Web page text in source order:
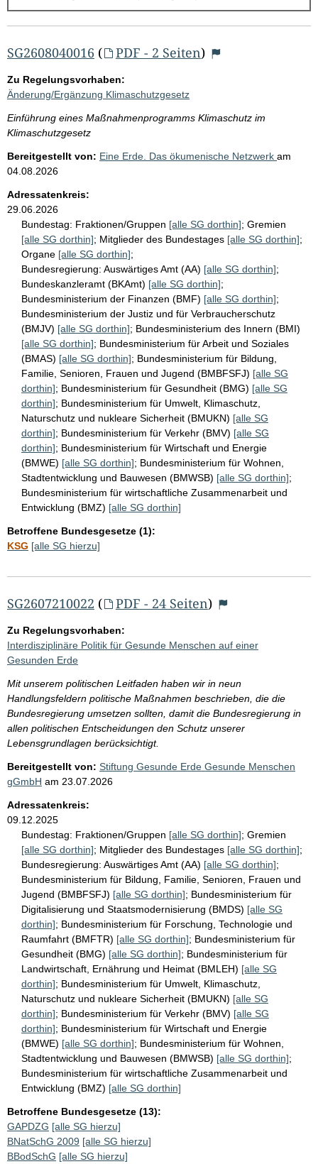
g
e
b
i
s
s
e
p
r
o
SG2608040016 ( PDF - 2 Seiten)
Zu Regelungsvorhaben:
Änderung/Ergänzung Klimaschutzgesetz
Einführung eines Maßnahmenprogramms Klimaschutz im
Klimaschutzgesetz
Bereitgestellt von: Eine Erde. Das ökumenische Netzwerk am
04.08.2026
Adressatenkreis:
29.06.2026
Bundestag: Fraktionen/Gruppen [alle SG dorthin]; Gremien
[alle SG dorthin]; Mitglieder des Bundestages [alle SG dorthin];
Organe [alle SG dorthin];
Bundesregierung: Auswärtiges Amt (AA) [alle SG dorthin];
Bundeskanzleramt (BKAmt) [alle SG dorthin];
Bundesministerium der Finanzen (BMF) [alle SG dorthin];
Bundesministerium der Justiz und für Verbraucherschutz
(BMJV) [alle SG dorthin]; Bundesministerium des Innern (BMI)
[alle SG dorthin]; Bundesministerium für Arbeit und Soziales
(BMAS) [alle SG dorthin]; Bundesministerium für Bildung,
Familie, Senioren, Frauen und Jugend (BMBFSFJ) [alle SG
dorthin]; Bundesministerium für Gesundheit (BMG) [alle SG
dorthin]; Bundesministerium für Umwelt, Klimaschutz,
Naturschutz und nukleare Sicherheit (BMUKN) [alle SG
dorthin]; Bundesministerium für Verkehr (BMV) [alle SG
dorthin]; Bundesministerium für Wirtschaft und Energie
(BMWE) [alle SG dorthin]; Bundesministerium für Wohnen,
Stadtentwicklung und Bauwesen (BMWSB) [alle SG dorthin];
Bundesministerium für wirtschaftliche Zusammenarbeit und
Entwicklung (BMZ) [alle SG dorthin]
Betroffene Bundesgesetze (1):
KSG [alle SG hierzu]
SG2607210022 ( PDF - 24 Seiten)
Zu Regelungsvorhaben:
Interdisziplinäre Politik für Gesunde Menschen auf einer
Gesunden Erde
Mit unserem politischen Leitfaden haben wir in neun
Handlungsfeldern politische Maßnahmen beschrieben, die die
Bundesregierung umsetzen sollten, damit die Bundesregierung in
allen politischen Entscheidungen den Schutz unserer
Lebensgrundlagen berücksichtigt.
Bereitgestellt von: Stiftung Gesunde Erde Gesunde Menschen
gGmbH am 23.07.2026
Adressatenkreis:
09.12.2025
Bundestag: Fraktionen/Gruppen [alle SG dorthin]; Gremien
[alle SG dorthin]; Mitglieder des Bundestages [alle SG dorthin];
Bundesregierung: Auswärtiges Amt (AA) [alle SG dorthin];
Bundesministerium für Bildung, Familie, Senioren, Frauen und
Jugend (BMBFSFJ) [alle SG dorthin]; Bundesministerium für
Digitalisierung und Staatsmodernisierung (BMDS) [alle SG
dorthin]; Bundesministerium für Forschung, Technologie und
Raumfahrt (BMFTR) [alle SG dorthin]; Bundesministerium für
Gesundheit (BMG) [alle SG dorthin]; Bundesministerium für
Landwirtschaft, Ernährung und Heimat (BMLEH) [alle SG
dorthin]; Bundesministerium für Umwelt, Klimaschutz,
Naturschutz und nukleare Sicherheit (BMUKN) [alle SG
dorthin]; Bundesministerium für Verkehr (BMV) [alle SG
dorthin]; Bundesministerium für Wirtschaft und Energie
(BMWE) [alle SG dorthin]; Bundesministerium für Wohnen,
Stadtentwicklung und Bauwesen (BMWSB) [alle SG dorthin];
Bundesministerium für wirtschaftliche Zusammenarbeit und
Entwicklung (BMZ) [alle SG dorthin]
Betroffene Bundesgesetze (13):
GAPDZG [alle SG hierzu]
BNatSchG 2009 [alle SG hierzu]
BBodSchG [alle SG hierzu]